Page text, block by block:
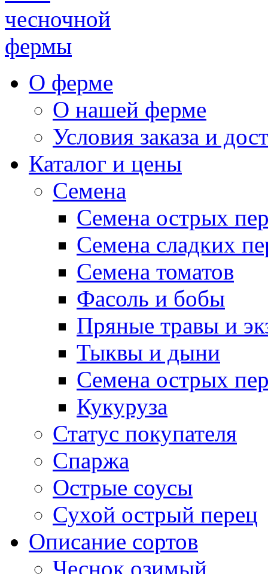
чесночной
фермы
О ферме
О нашей ферме
Условия заказа и
Каталог и цены
Семена
Семена острых
Семена сладких
Семена томатов
Фасоль и бобы
Пряные травы и
Тыквы и дыни
Семена острых
Кукуруза
Статус покупателя
Спаржа
Острые соусы
Сухой острый перец
Описание сортов
Чеснок озимый